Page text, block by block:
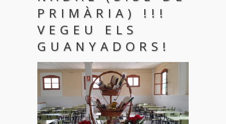
PRIMÀRIA) !!!
VEGEU ELS
GUANYADORS!